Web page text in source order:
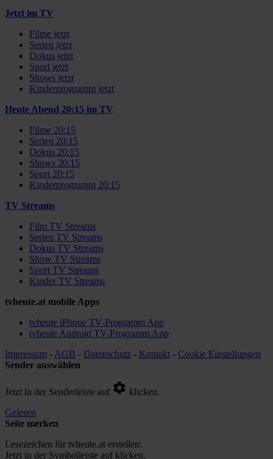
Jetzt im TV
Filme jetzt
Serien jetzt
Dokus jetzt
Sport jetzt
Shows jetzt
Kinderprogramm jetzt
Heute Abend 20:15 im TV
Filme 20:15
Serien 20:15
Dokus 20:15
Shows 20:15
Sport 20:15
Kinderprogramm 20:15
TV Streams
Film TV Streams
Serien TV Streams
Dokus TV Streams
Show TV Streams
Sport TV Streams
Kinder TV Streams
tvheute.at mobile Apps
tvheute iPhone TV-Programm App
tvheute Android TV-Programm App
Impressum - AGB - Datenschutz - Kontakt - Cookie Einstellungen
Sender auswählen
Jetzt in der Senderleiste auf
klicken.
Gelesen
Seite merken
Lesezeichen für tvheute.at erstellen:
Jetzt in der Symbolleiste auf klicken.